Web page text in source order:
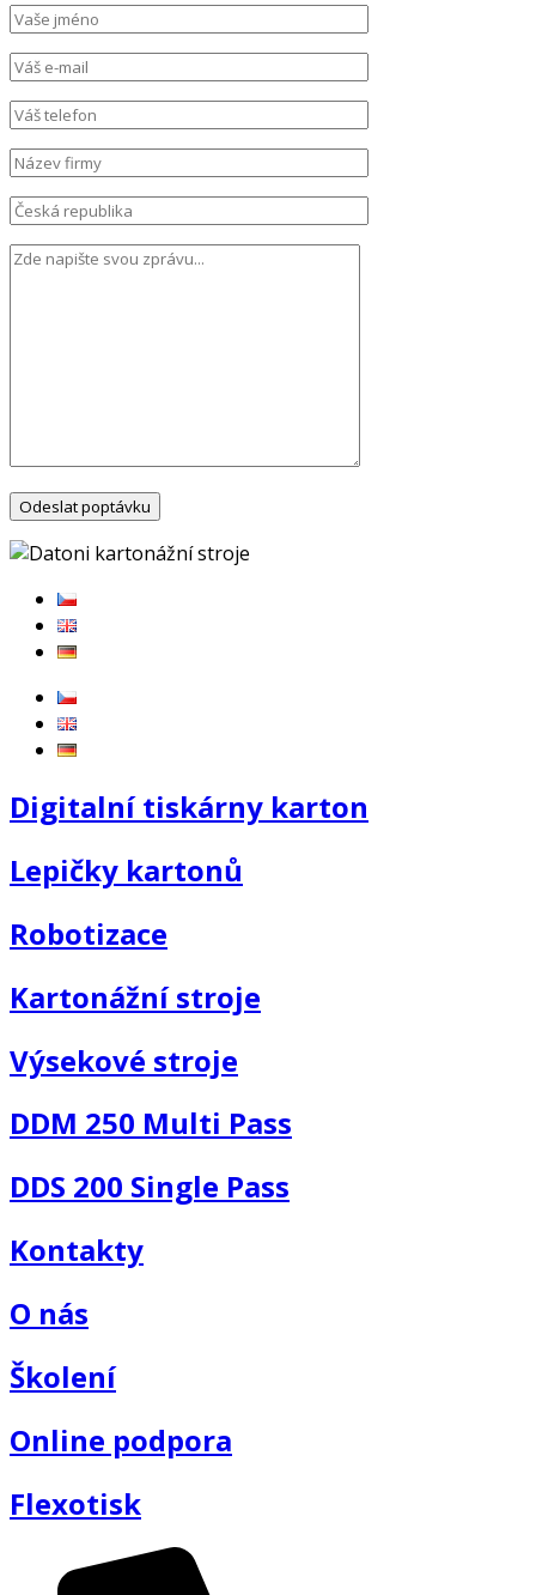
Digitalní tiskárny karton
Lepičky kartonů
Robotizace
Kartonážní stroje
Výsekové stroje
DDM 250 Multi Pass
DDS 200 Single Pass
Kontakty
O nás
Školení
Online podpora
Flexotisk